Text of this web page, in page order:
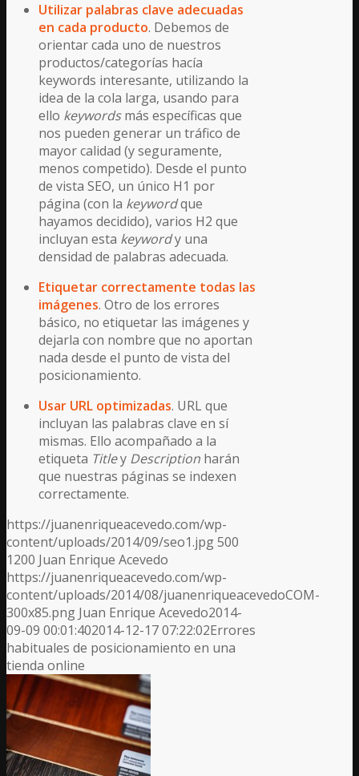
Utilizar palabras clave adecuadas
en cada producto. Debemos de
orientar cada uno de nuestros
productos/categorías hacía
keywords interesante, utilizando la
idea de la cola larga, usando para
ello keywordsmás específicas que
nos pueden generar un tráfico de
mayor calidad (y seguramente,
menos competido). Desde el punto
de vista SEO, un único H1 por
página (con la keywordque
hayamos decidido), varios H2 que
incluyan esta keywordy una
densidad de palabras adecuada.
Etiquetar correctamente todas las
imágenes. Otro de los errores
básico, no etiquetar las imágenes y
dejarla con nombre que no aportan
nada desde el punto de vista del
posicionamiento.
Usar URL optimizadas. URL que
incluyan las palabras clave en sí
mismas. Ello acompañado a la
etiqueta Titley Description harán
que nuestras páginas se indexen
correctamente.
https://juanenriqueacevedo.com/wp-
content/uploads/2014/09/seo1.jpg500
1200 Juan Enrique Acevedo
https://juanenriqueacevedo.com/wp-
content/uploads/2014/08/juanenriqueacevedoCOM-
300x85.png Juan Enrique Acevedo2014-
09-09 00:01:402014-12-17 07:22:02Errores
habituales de posicionamiento en una
tienda online